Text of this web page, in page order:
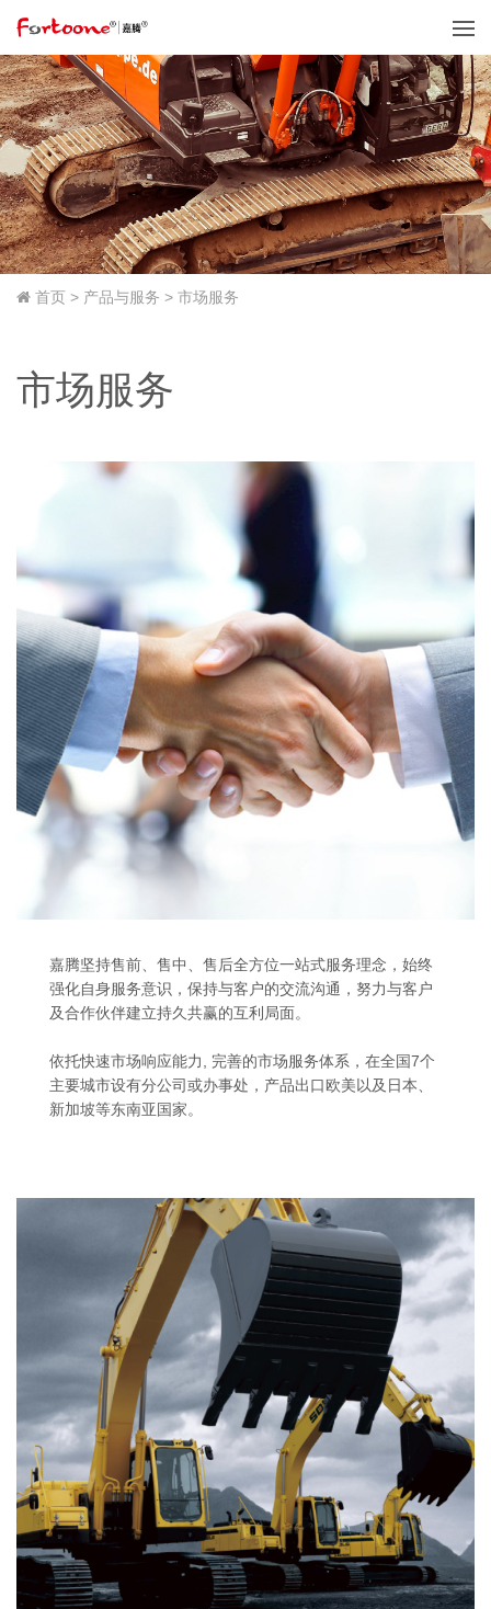
首页 > 产品与服务 > 市场服务
市场服务
嘉腾坚持售前、售中、售后全方位一站式服务理念，始终
强化自身服务意识，保持与客户的交流沟通，努力与客户
及合作伙伴建立持久共赢的互利局面。
依托快速市场响应能力, 完善的市场服务体系，在全国7个
主要城市设有分公司或办事处，产品出口欧美以及日本、
新加坡等东南亚国家。